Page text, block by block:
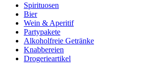
Spirituosen
Bier
Wein & Aperitif
Partypakete
Alkoholfreie Getränke
Knabbereien
Drogerieartikel